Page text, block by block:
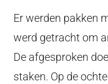
Er werden pakken
werd getracht om
De afgesproken
staken. Op de